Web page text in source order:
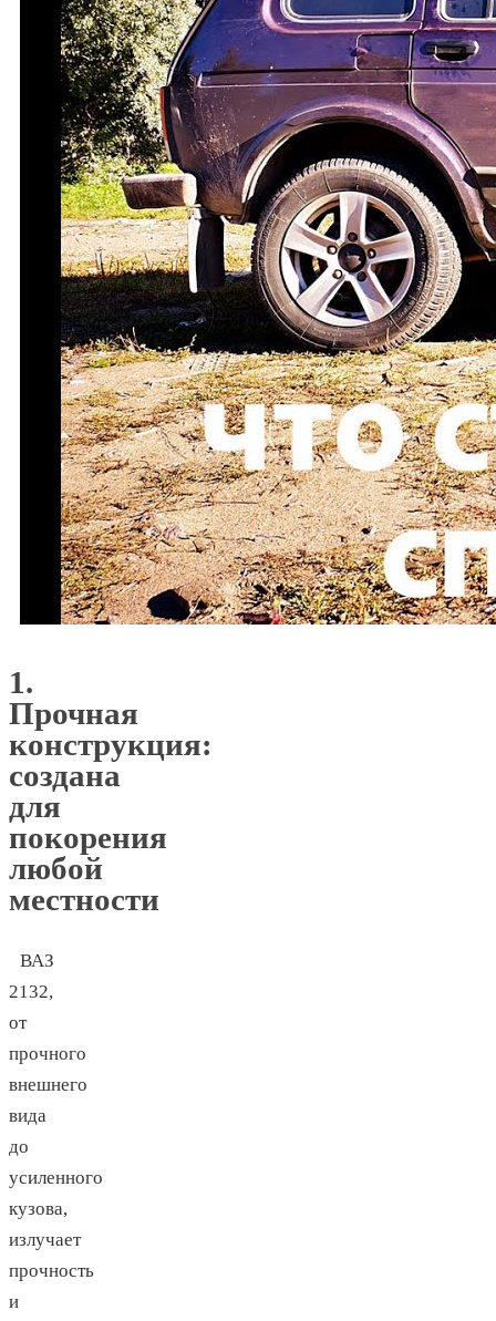
1.
Прочная
конструкция:
создана
для
покорения
любой
местности
ВАЗ
2132,
от
прочного
внешнего
вида
до
усиленного
кузова,
излучает
прочность
и